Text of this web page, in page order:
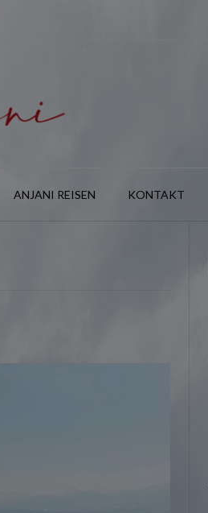
ANJANI REISEN KONTAKT